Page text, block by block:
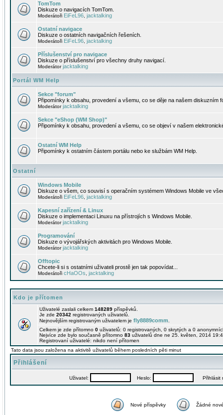
TomTom
Diskuze o navigacích TomTom.
Moderátoři EiFeL96 jacktalking
Ostatní navigace
Diskuze o ostatních navigačních řešeních.
Moderátoři EiFeL96 jacktalking
Příslušenství pro navigace
Diskuze o příslušenství pro všechny druhy navigací.
Moderátorjacktalking
Portál WM Help
Sekce "forum"
Připomínky k obsahu, provedení a všemu, co se děje na našem diskuzním
Moderátorjacktalking
Sekce "eShop (WM Shop)"
Připomínky k obsahu, provedení a všemu, co se objeví v našem
Ostatní WM Help
Připomínky k ostatním částem portálu nebo ke službám WM Help.
Ostatní
Windows Mobile
Diskuze o všem, co souvisí s operačním systémem Windows Mobile ve
Moderátoři EiFeL96 jacktalking
Kapesní zařízení & Linux
Diskuze o implementaci Linuxu na přístrojích s Windows Mobile.
Moderátorjacktalking
Programování
Diskuze o vývojářských aktivitách pro Windows Mobile.
Moderátorjacktalking
Offtopic
Chcete-li si s ostatními uživateli prostě jen tak popovídat...
Moderátoři cHaOOs jacktalking
Kdo je přítomen
Uživatelé zaslali celkem 148289 příspěvků.
Je zde 20342 registrovaných uživatelů.
Nejnovějším registrovaným uživatelem je fly8889comm
Celkem je zde přítomno 0 uživatelů: 0 registrovaných, 0 skrytých a 0
Nejvíce zde bylo současně přítomno 83 uživatelů dne ne 25. květen, 2014
Registrovaní uživatelé: nikdo není přítomen
Tato data jsou založena na aktivitě uživatelů během posledních pěti minut
Přihlášení
Uživatel: Heslo: Přihlásit
Nové příspěvky Žádné